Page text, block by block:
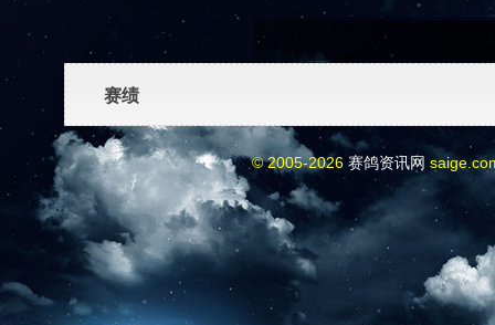
赛绩
© 2005-2026 赛鸽资讯网